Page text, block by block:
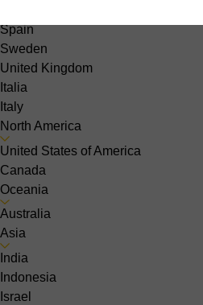
Spain
Sweden
United Kingdom
Italia
Italy
North America
United States of America
Canada
Oceania
Australia
Asia
India
Indonesia
Israel